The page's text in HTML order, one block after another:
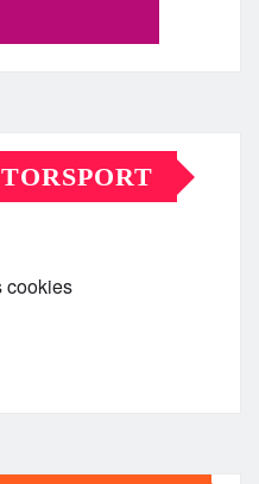
cookies